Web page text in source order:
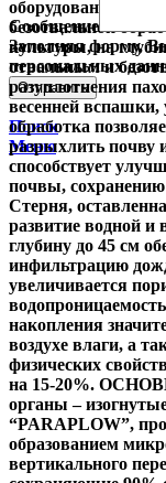
Сообщение
Заполняя форму,
персональных
Поиск
Меню
оборудования:
безотвальной
культуры, на
отвальным и
разуплотнения
весенней
обработка
разрыхлить почву
способствует
почвы,
Стерня,
развитие водной и
глубину до 45 см
инфильтрацию
увеличивается
накопления
воздухе влаги, а
физических
на 15-20%.
органы –
“PARAPLOW”,
образованием
вертикального